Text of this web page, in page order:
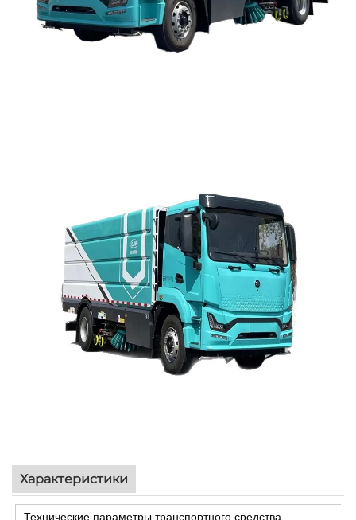
Характеристики
Технические параметры транспортного средства